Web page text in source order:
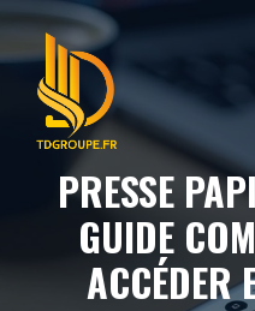
Aller
contenu
PRESSE
GUIDE
ACCÉDER